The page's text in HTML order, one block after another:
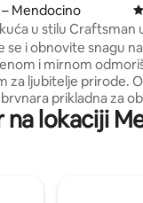
recenzija: 395
Mendocino
u stilu Craftsman
sekvoja
se i obnovite snagu
i mirnom
za ljubitelje prirode.
prikladna za
sobe s bračnim
potkrovlje s
ima grede od sekvoje,
na lokaciji